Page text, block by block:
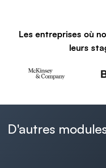
Les entreprises où
leurs
D'autres